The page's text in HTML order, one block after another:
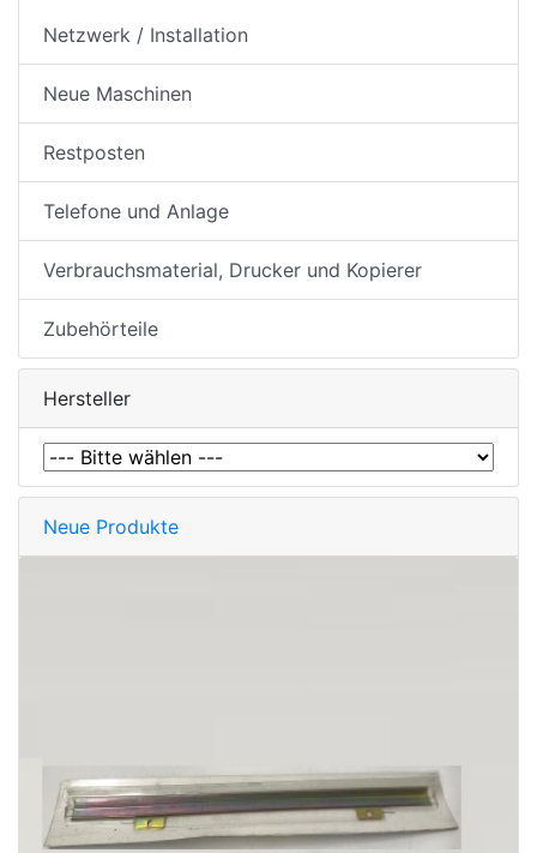
Netzwerk / Installation
Neue Maschinen
Restposten
Telefone und Anlage
Verbrauchsmaterial, Drucker und Kopierer
Zubehörteile
Hersteller
Neue Produkte